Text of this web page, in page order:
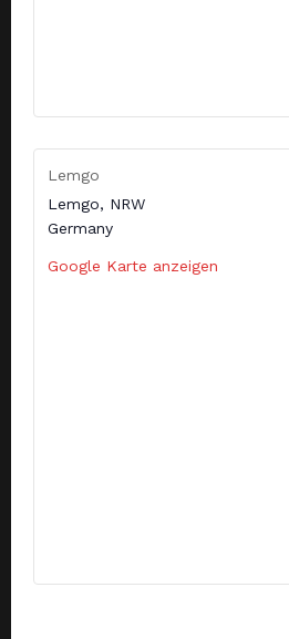
Lemgo
Lemgo, NRW
Germany
Google Karte anzeigen